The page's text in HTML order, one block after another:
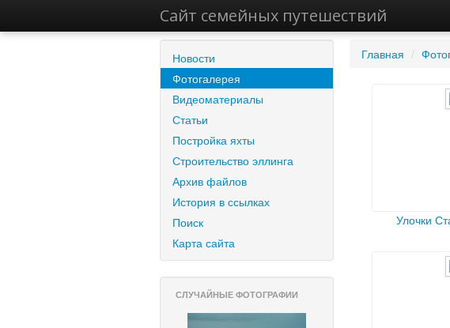
Сайт семейных путешествий
Новости
Фотогалерея
Видеоматериалы
Статьи
Постройка яхты
Строительство эллинга
Архив файлов
История в ссылках
Поиск
Карта сайта
СЛУЧАЙНЫЕ ФОТОГРАФИИ
Главная /
Улочки